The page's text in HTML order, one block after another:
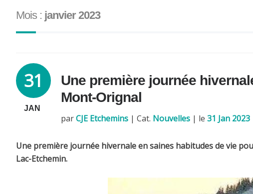
Mois : janvier 2023
31
JAN
Une première journée
Mont-Orignal
parCJE Etchemins | Cat. Nouvelles | le 31 Jan 2023
Une première journée hivernale en saines habitudes de vie
Lac-Etchemin.